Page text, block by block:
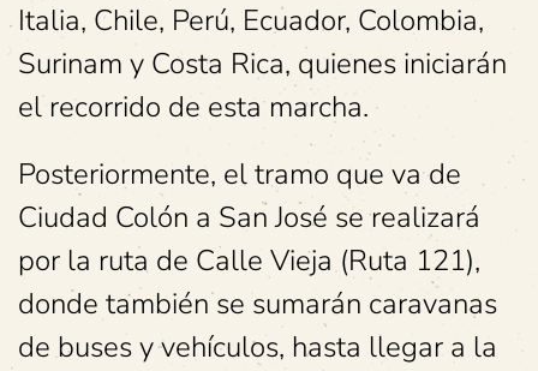
Italia, Chile, Perú, Ecuador, Colombia,
Surinam y Costa Rica, quienes iniciarán
el recorrido de esta marcha.
Posteriormente, el tramo que va de
Ciudad Colón a San José se realizará
por la ruta de Calle Vieja (Ruta 121),
donde también se sumarán caravanas
de buses y vehículos, hasta llegar a la